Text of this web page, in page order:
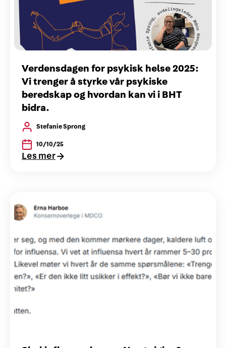
Verdensdagen for psykisk helse 2025:
Vi trenger å styrke vår psykiske
beredskap og hvordan kan vi i BHT
bidra.
Stefanie Sprong
10/10/25
Les mer